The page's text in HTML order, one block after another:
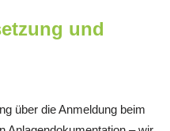
und
über die Anmeldung beim